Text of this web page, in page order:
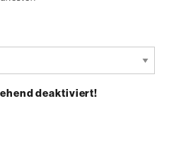
deaktiviert!